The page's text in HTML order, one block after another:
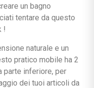
un bagno
tentare da questo
!
naturale e un
pratico mobile ha 2
parte inferiore, per
dei tuoi articoli da